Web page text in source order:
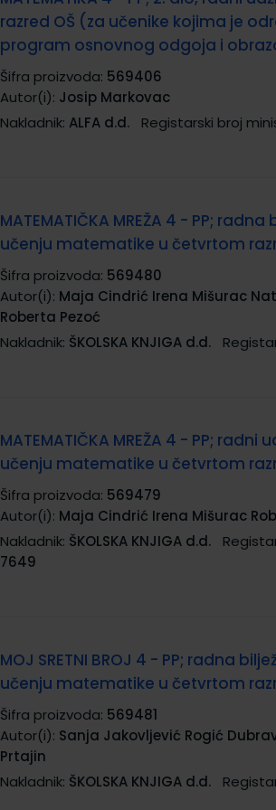
razred OŠ (za učenike kojima je
program osnovnog odgoja i
Šifra proizvoda: 569406
Autor(i): Josip Markovac
Nakladnik: ALFA d.d. Registarski broj
MATEMATIČKA MREŽA 4 - PP;
učenju matematike u četvrtom
Šifra proizvoda: 569480
Autor(i): Maja Cindrić Irena Mišurac
Roberta Pezoć
Nakladnik: ŠKOLSKA KNJIGA d.d.
MATEMATIČKA MREŽA 4 - PP;
učenju matematike u četvrtom
Šifra proizvoda: 569479
Autor(i): Maja Cindrić Irena Mišurac
Nakladnik: ŠKOLSKA KNJIGA d.d.
7649
MOJ SRETNI BROJ 4 - PP; radna
učenju matematike u četvrtom
Šifra proizvoda: 569481
Autor(i): Sanja Jakovljević Rogić
Prtajin
Nakladnik: ŠKOLSKA KNJIGA d.d.